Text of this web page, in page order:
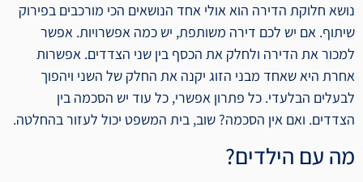
נושא חלוקת הדירה הוא אולי אחד הנושאים הכי מורכבים בפירוק
שיתוף. אם יש לכם דירה משותפת, יש כמה אפשרויות. אפשר
למכור את הדירה ולחלק את הכסף בין שני הצדדים. אפשרות
אחרת היא שאחד מבני הזוג יקנה את החלק של השני ויהפוך
לבעלים הבלעדי. כל פתרון אפשרי, כל עוד יש הסכמה בין
הצדדים. ואם אין הסכמה? שוב, בית המשפט יכול לעזור בהחלטה.
מה עם הילדים?